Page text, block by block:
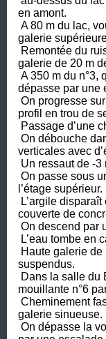
en amont.
galerie
galerie de 20 m
dépasse par une
profil en trou de
verticales avec
l’étage supérieur.
couverte de
suspendus.
mouillante n°6
galerie sinueuse.